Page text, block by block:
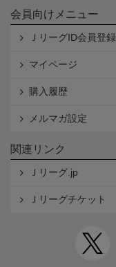
会員向けメニュー
ＪリーグID会員登録
マイページ
購入履歴
メルマガ設定
関連リンク
Ｊリーグ.jp
Ｊリーグチケット